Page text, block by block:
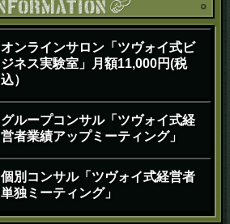
オンラインサロン「ツヴォイ式ビ
ジネス実験室」月額11,000円(税
込）
グループコンサル「ツヴォイ式経
営者業績アップミーティング」
個別コンサル「ツヴォイ式経営者
単独ミーティング」